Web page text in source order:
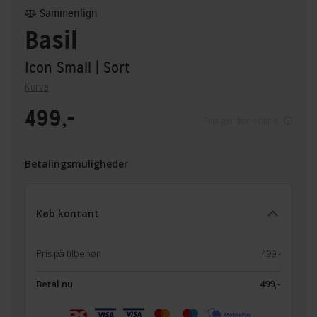
Basil
Icon Small | Sort
Kurve
Sammenlign
499,-
Betalingsmuligheder
Køb kontant
Pris på tilbehør 499,-
Betal nu 499,-